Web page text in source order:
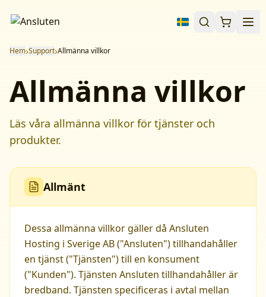
Hem›Support›Allmänna villkor
Allmänna villkor
Läs våra allmänna villkor för tjänster och
produkter.
Allmänt
Dessa allmänna villkor gäller då Ansluten
Hosting i Sverige AB ("Ansluten") tillhandahåller
en tjänst ("Tjänsten") till en konsument
("Kunden"). Tjänsten Ansluten tillhandahåller är
bredband. Tjänsten specificeras i avtal mellan